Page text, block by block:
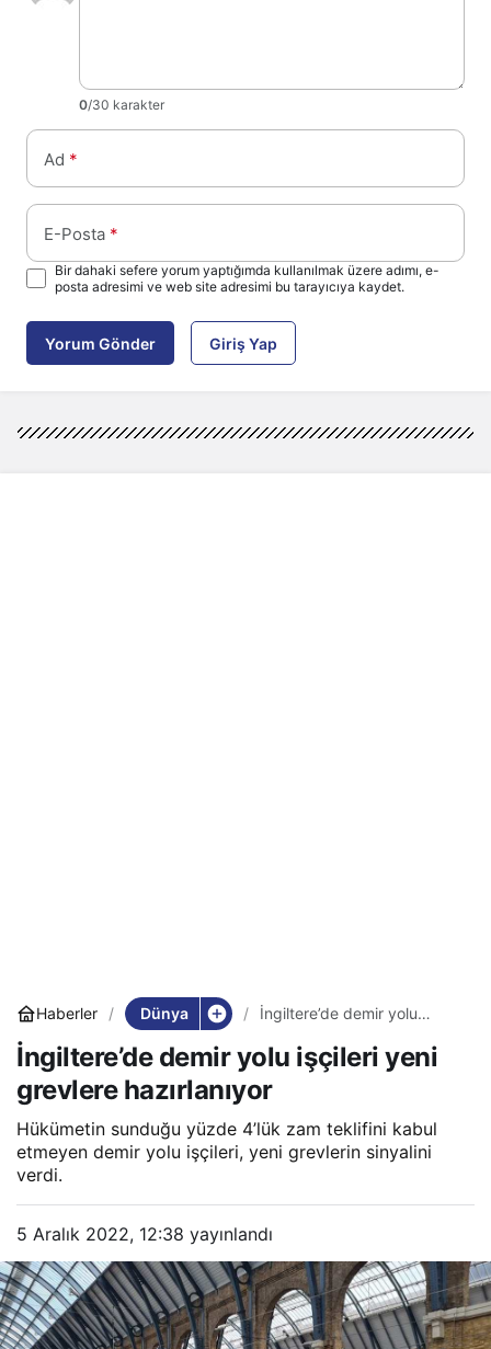
0/30 karakter
Ad *
E-Posta *
Bir dahaki sefere yorum yaptığımda kullanılmak üzere adımı, e-
posta adresimi ve web site adresimi bu tarayıcıya kaydet.
Yorum Gönder Giriş Yap
Haberler Dünya
İngiltere’de demir yolu
hazırlanıyor
İngiltere’de demir yolu işçileri yeni
grevlere hazırlanıyor
Hükümetin sunduğu yüzde 4’lük zam teklifini kabul
etmeyen demir yolu işçileri, yeni grevlerin sinyalini
verdi.
5 Aralık 2022, 12:38 yayınlandı